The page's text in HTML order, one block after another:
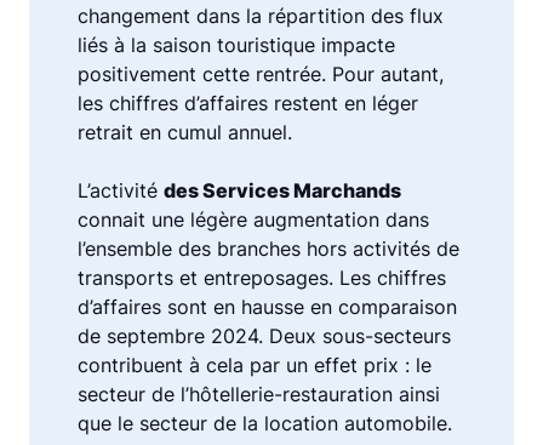
changement dans la répartition des flux
liés à la saison touristique impacte
positivement cette rentrée. Pour autant,
les chiffres d’affaires restent en léger
retrait en cumul annuel.
L’activité des Services Marchands
connait une légère augmentation dans
l’ensemble des branches hors activités de
transports et entreposages. Les chiffres
d’affaires sont en hausse en comparaison
de septembre 2024. Deux sous-secteurs
contribuent à cela par un effet prix : le
secteur de l’hôtellerie-restauration ainsi
que le secteur de la location automobile.